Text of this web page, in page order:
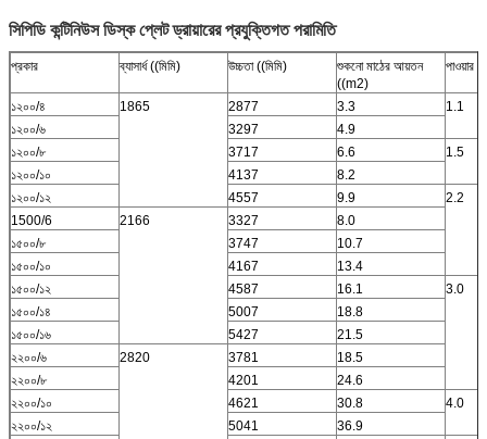
সিপিডি কন্টিনিউস ডিস্ক প্লেট ড্রায়ারের প্রযুক্তিগত পরামিতি
প্রকার ব্যাসার্ধ ((মিমি) উচ্চতা ((মিমি)
শুকনো মাঠের আয়তন
((m2)
পাওয়ার
১২০০/৪ 1865 2877 3.3
1.1
১২০০/৬
3297
4.9
১২০০/৮
3717 6.6
1.5
১২০০/১০
4137
8.2
১২০০/১২
4557 9.9
2.2
1500/6
2166 3327
8.0
১৫০০/৮
3747
10.7
১৫০০/১০
4167
13.4
১৫০০/১২
4587 16.1
3.0
১৫০০/১৪
5007
18.8
১৫০০/১৬
5427
21.5
২২০০/৬
2820 3781
18.5
২২০০/৮
4201
24.6
২২০০/১০
4621 30.8
4.0
২২০০/১২
5041
36.9